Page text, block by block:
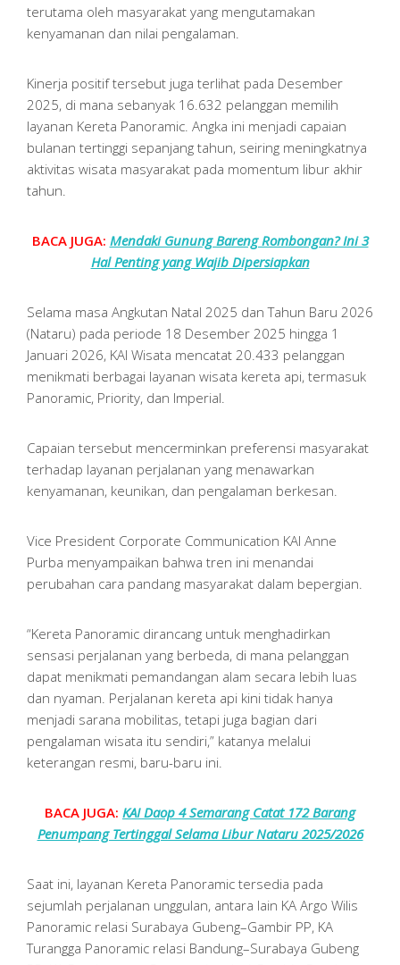
terutama oleh masyarakat yang mengutamakan
kenyamanan dan nilai pengalaman.
Kinerja positif tersebut juga terlihat pada Desember
2025, di mana sebanyak 16.632 pelanggan memilih
layanan Kereta Panoramic. Angka ini menjadi capaian
bulanan tertinggi sepanjang tahun, seiring meningkatnya
aktivitas wisata masyarakat pada momentum libur akhir
tahun.
BACA JUGA: Mendaki Gunung Bareng Rombongan? Ini 3
Hal Penting yang Wajib Dipersiapkan
Selama masa Angkutan Natal 2025 dan Tahun Baru 2026
(Nataru) pada periode 18 Desember 2025 hingga 1
Januari 2026, KAI Wisata mencatat 20.433 pelanggan
menikmati berbagai layanan wisata kereta api, termasuk
Panoramic, Priority, dan Imperial.
Capaian tersebut mencerminkan preferensi masyarakat
terhadap layanan perjalanan yang menawarkan
kenyamanan, keunikan, dan pengalaman berkesan.
Vice President Corporate Communication KAI Anne
Purba menyampaikan bahwa tren ini menandai
perubahan cara pandang masyarakat dalam bepergian.
“Kereta Panoramic dirancang untuk menghadirkan
sensasi perjalanan yang berbeda, di mana pelanggan
dapat menikmati pemandangan alam secara lebih luas
dan nyaman. Perjalanan kereta api kini tidak hanya
menjadi sarana mobilitas, tetapi juga bagian dari
pengalaman wisata itu sendiri,” katanya melalui
keterangan resmi, baru-baru ini.
BACA JUGA: KAI Daop 4 Semarang Catat 172 Barang
Penumpang Tertinggal Selama Libur Nataru 2025/2026
Saat ini, layanan Kereta Panoramic tersedia pada
sejumlah perjalanan unggulan, antara lain KA Argo Wilis
Panoramic relasi Surabaya Gubeng–Gambir PP, KA
Turangga Panoramic relasi Bandung–Surabaya Gubeng